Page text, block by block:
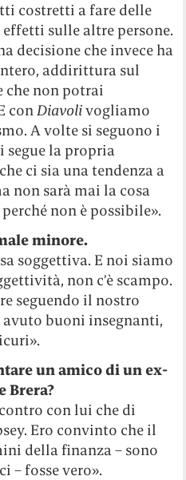
costretti a fare delle
effetti sulle altre persone.
decisione che invece ha
addirittura sul
che non potrai
conDiavolivogliamo
A volte si seguono i
segue la propria
ci sia una tendenza a
non sarà mai la cosa
non è possibile».
minore.
soggettiva. E noi siamo
non c’è scampo.
seguendo il nostro
buoni insegnanti,
un amico di un ex-
Brera?
con lui che di
Ero convinto che il
della finanza – sono
fosse vero».